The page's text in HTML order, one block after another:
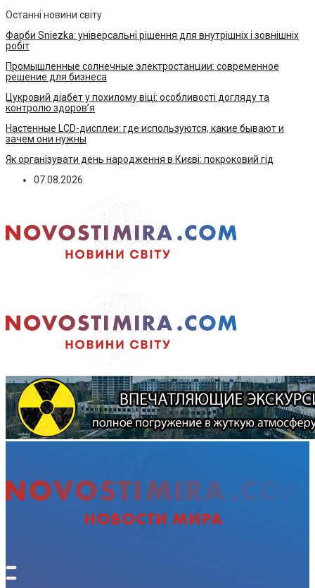
Останні новини світу
Фарби Sniezka: універсальні рішення для внутрішніх і зовнішніх
робіт
Промышленные солнечные электростанции: современное
решение для бизнеса
Цукровий діабет у похилому віці: особливості догляду та
контролю здоров’я
Настенные LCD-дисплеи: где используются, какие бывают и
зачем они нужны
Як організувати день народження в Києві: покроковий гід
07.08.2026